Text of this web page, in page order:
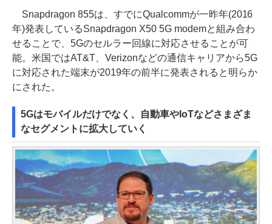
Snapdragon 855は、すでにQualcommが一昨年(2016
年)発表しているSnapdragon X50 5G modemと組み合わ
せることで、5Gのセルラー回線に対応させることが可
能。米国ではAT&T、Verizonなどの通信キャリアから5G
に対応された端末が2019年の前半に発表されると明らか
にされた。
5Gはモバイルだけでなく、自動車やIoTなどさまざま
なセグメントに拡大していく